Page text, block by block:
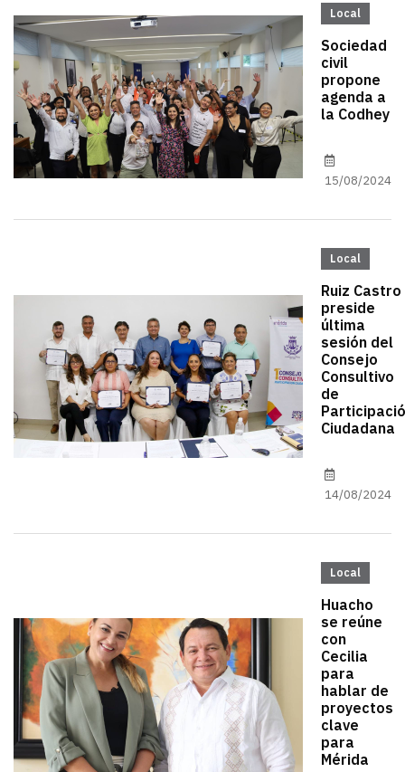
Local
Sociedad
civil
propone
agenda a
la Codhey
15/08/2024
Local
Ruiz Castro
preside
última
sesión del
Consejo
Consultivo
de
Ciudadana
14/08/2024
Local
Huacho
se reúne
con
Cecilia
para
hablar de
proyectos
clave
para
Mérida